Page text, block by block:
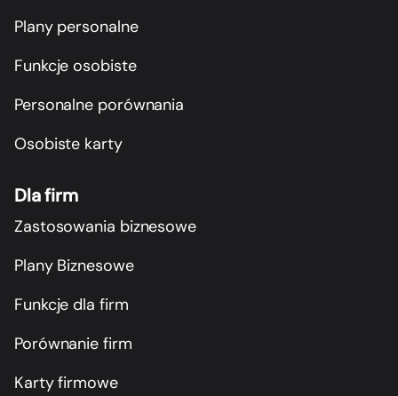
Plany personalne
Funkcje osobiste
Personalne porównania
Osobiste karty
Dla firm
Zastosowania biznesowe
Plany Biznesowe
Funkcje dla firm
Porównanie firm
Karty firmowe